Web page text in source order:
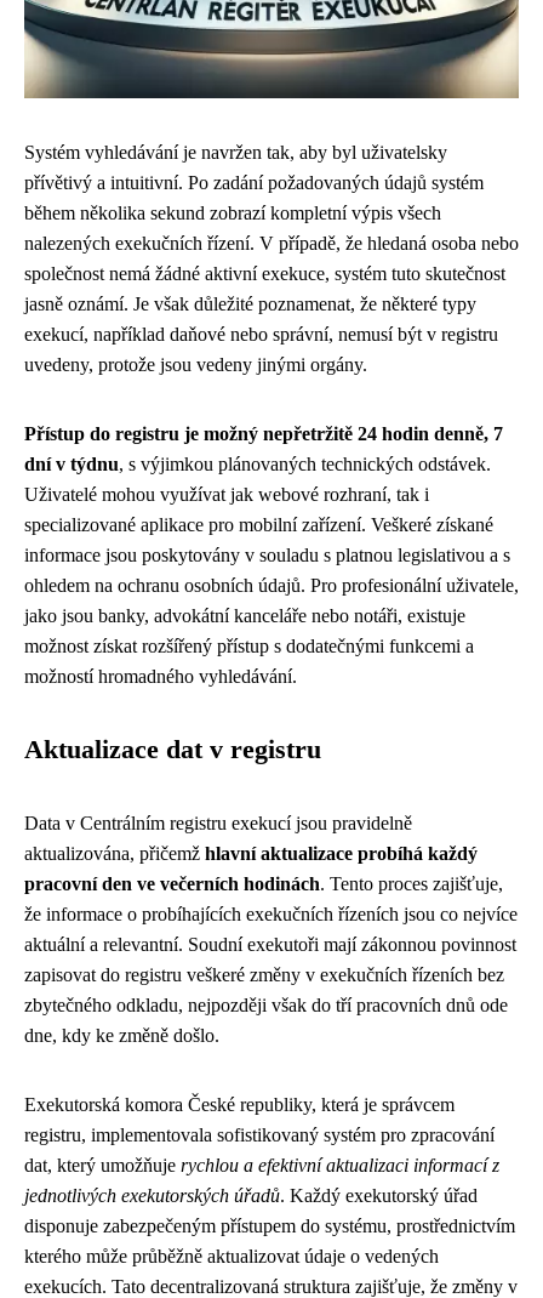
Systém vyhledávání je navržen tak, aby byl uživatelsky
přívětivý a intuitivní. Po zadání požadovaných údajů systém
během několika sekund zobrazí kompletní výpis všech
nalezených exekučních řízení. V případě, že hledaná osoba nebo
společnost nemá žádné aktivní exekuce, systém tuto skutečnost
jasně oznámí. Je však důležité poznamenat, že některé typy
exekucí, například daňové nebo správní, nemusí být v registru
uvedeny, protože jsou vedeny jinými orgány.
Přístup do registru je možný nepřetržitě 24 hodin denně, 7
dní v týdnu, s výjimkou plánovaných technických odstávek.
Uživatelé mohou využívat jak webové rozhraní, tak i
specializované aplikace pro mobilní zařízení. Veškeré získané
informace jsou poskytovány v souladu s platnou legislativou a s
ohledem na ochranu osobních údajů. Pro profesionální uživatele,
jako jsou banky, advokátní kanceláře nebo notáři, existuje
možnost získat rozšířený přístup s dodatečnými funkcemi a
možností hromadného vyhledávání.
Aktualizace dat v registru
Data v Centrálním registru exekucí jsou pravidelně
aktualizována, přičemž hlavní aktualizace probíhá každý
pracovní den ve večerních hodinách. Tento proces zajišťuje,
že informace o probíhajících exekučních řízeních jsou co nejvíce
aktuální a relevantní. Soudní exekutoři mají zákonnou povinnost
zapisovat do registru veškeré změny v exekučních řízeních bez
zbytečného odkladu, nejpozději však do tří pracovních dnů ode
dne, kdy ke změně došlo.
Exekutorská komora České republiky, která je správcem
registru, implementovala sofistikovaný systém pro zpracování
dat, který umožňuje rychlou a efektivní aktualizaci informací z
jednotlivých exekutorských úřadů. Každý exekutorský úřad
disponuje zabezpečeným přístupem do systému, prostřednictvím
kterého může průběžně aktualizovat údaje o vedených
exekucích. Tato decentralizovaná struktura zajišťuje, že změny v